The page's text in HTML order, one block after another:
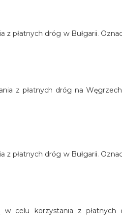
płatnych dróg w Bułgarii.
z płatnych dróg na
płatnych dróg w Bułgarii.
celu korzystania z